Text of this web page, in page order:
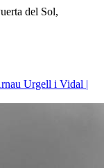
del Sol,
Urgell i Vidal |